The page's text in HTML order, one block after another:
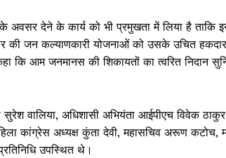
अवसर देने के कार्य को भी प्रमुखता में लिया है ताकि
की जन कल्याणकारी योजनाओं को उसके उचित
कि आम जनमानस की शिकायतों का त्वरित निदान
वालिया, अधिशासी अभियंता आईपीएच विवेक
कांग्रेस अध्यक्ष कुंता देवी, महासचिव अरूण कटोच,
उपस्थित थे।